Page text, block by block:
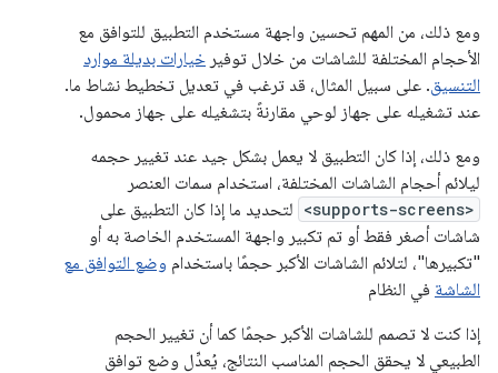
ومع ذلك، من المهم تحسين واجهة مستخدم التطبيق للتوافق مع
الأحجام المختلفة للشاشات من خلال توفير خيارات بديلة موارد
التنسيق. على سبيل المثال، قد ترغب في تعديل تخطيط نشاط ما.
عند تشغيله على جهاز لوحي مقارنةً بتشغيله على جهاز محمول.
ومع ذلك، إذا كان التطبيق لا يعمل بشكل جيد عند تغيير حجمه
ليلائم أحجام الشاشات المختلفة، استخدام سمات العنصر
<supports-screens> لتحديد ما إذا كان التطبيق على
شاشات أصغر فقط أو تم تكبير واجهة المستخدم الخاصة به أو
"تكبيرها"، لتلائم الشاشات الأكبر حجمًا باستخدام وضع التوافق مع
الشاشة في النظام
إذا كنت لا تصمم للشاشات الأكبر حجمًا كما أن تغيير الحجم
الطبيعي لا يحقق الحجم المناسب النتائج، يُعدِّل وضع توافق